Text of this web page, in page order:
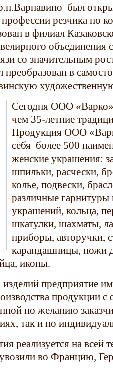
был
резчика по
в филиал
объединения
со значительным
в
Сегодня ООО
чем 35-летние
Продукция ООО
себя более 500
женские украшения:
шпильки, расчески,
колье, подвески,
различные гарнитуры
украшений, кольца,
шкатулки, шахматы,
приборы, авторучки,
карандашницы, ножи
иконы.
предприятие
продукции
по желанию
так и по
реализуется на всей
во Францию,